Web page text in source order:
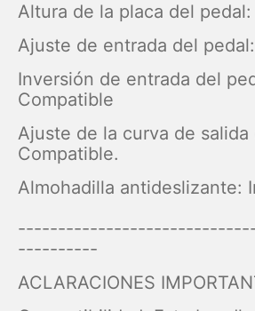
Altura de la placa del
Ajuste de entrada del
Inversión de entrada del
Compatible
Ajuste de la curva de salida
Compatible.
Almohadilla antideslizante:
----------
ACLARACIONES